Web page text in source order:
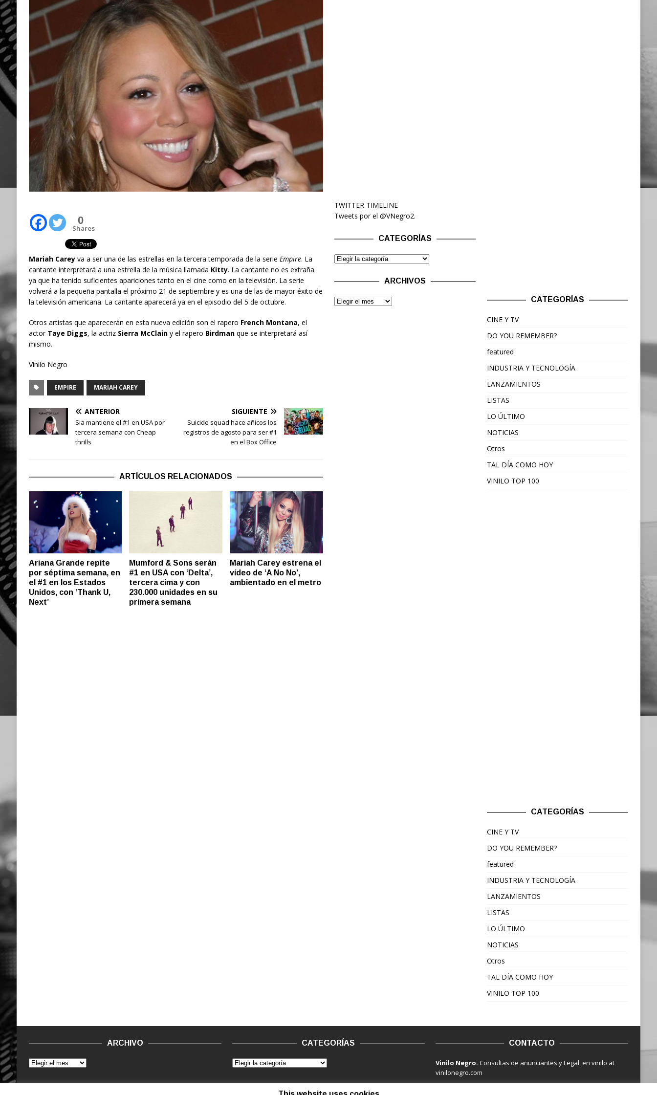
0
Shares
Mariah Careyva a ser una de las estrellas en la tercera temporada de la serie Empire. La
cantante interpretará a una estrella de la música llamada Kitty. La cantante no es extraña
ya que ha tenido suficientes apariciones tanto en el cine como en la televisión. La serie
volverá a la pequeña pantalla el próximo 21 de septiembre y es una de las de mayor éxito de
la televisión americana. La cantante aparecerá ya en el episodio del 5 de octubre.
Otros artistas que aparecerán en esta nueva edición son el rapero French Montana, el
actorTaye Diggs, la actrizSierra McClainy el rapero Birdmanque se interpretará así
mismo.
Vinilo Negro
EMPIRE MARIAH CAREY
ANTERIOR
Sia mantiene el #1 en USA por
tercera semana con Cheap
thrills
SIGUIENTE
Suicide squad hace añicos los
registros de agosto para ser #1
en el Box Office
ARTÍCULOS RELACIONADOS
Ariana Grande repite
por séptima semana, en
el #1 en los Estados
Unidos, con ‘Thank U,
Next’
Mumford & Sons serán
#1 en USA con ‘Delta’,
tercera cima y con
230.000 unidades en su
primera semana
Mariah Carey estrena el
vídeo de ‘A No No’,
ambientado en el metro
TWITTER TIMELINE
Tweets por el @VNegro2.
CATEGORÍAS
ARCHIVOS
CATEGORÍAS
CINE Y TV
DO YOU REMEMBER?
featured
INDUSTRIA Y TECNOLOGÍA
LANZAMIENTOS
LISTAS
LO ÚLTIMO
NOTICIAS
Otros
TAL DÍA COMO HOY
VINILO TOP 100
CATEGORÍAS
CINE Y TV
DO YOU REMEMBER?
featured
INDUSTRIA Y TECNOLOGÍA
LANZAMIENTOS
LISTAS
LO ÚLTIMO
NOTICIAS
Otros
TAL DÍA COMO HOY
VINILO TOP 100
ARCHIVO CATEGORÍAS CONTACTO
Vinilo Negro.Consultas de anunciantes y Legal, en vinilo at
vinilonegro.com